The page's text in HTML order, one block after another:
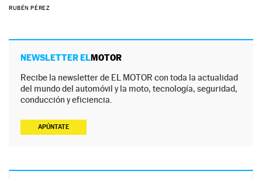
RUBÉN PÉREZ
NEWSLETTER ELMOTOR
Recibe la newsletter de EL MOTOR con toda la actualidad
del mundo del automóvil y la moto, tecnología, seguridad,
conducción y eficiencia.
APÚNTATE